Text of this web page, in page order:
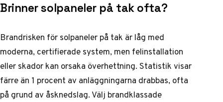
Brinner solpaneler på tak ofta?
Brandrisken för solpaneler på tak är låg med
moderna, certifierade system, men felinstallation
eller skador kan orsaka överhettning. Statistik visar
färre än 1 procent av anläggningarna drabbas, ofta
på grund av åsknedslag. Välj brandklassade